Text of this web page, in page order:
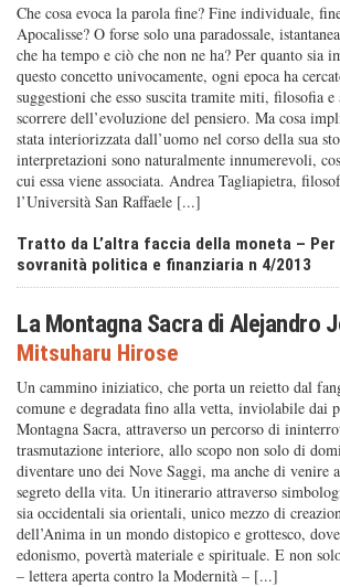
Che cosa evoca la parola fine? Fine individuale,
Apocalisse? O forse solo una paradossale,
che ha tempo e ciò che non ne ha? Per quanto sia
questo concetto univocamente, ogni epoca ha
suggestioni che esso suscita tramite miti, filosofia e
scorrere dell’evoluzione del pensiero. Ma cosa
stata interiorizzata dall’uomo nel corso della sua
interpretazioni sono naturalmente innumerevoli,
cui essa viene associata. Andrea Tagliapietra,
l’Università San Raffaele [...]
Tratto da L’altra faccia della moneta –
sovranità politica e finanziaria n 4/2013
La Montagna Sacra di Alejandro
Mitsuharu Hirose
Un cammino iniziatico, che porta un reietto dal
comune e degradata fino alla vetta, inviolabile dai
Montagna Sacra, attraverso un percorso di
trasmutazione interiore, allo scopo non solo di
diventare uno dei Nove Saggi, ma anche di venire
segreto della vita. Un itinerario attraverso
sia occidentali sia orientali, unico mezzo di
dell’Anima in un mondo distopico e grottesco,
edonismo, povertà materiale e spirituale. E non
– lettera aperta contro la Modernità – [...]